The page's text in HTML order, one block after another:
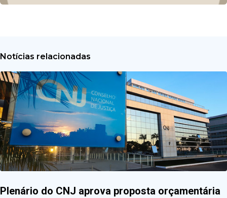
Notícias relacionadas
Plenário do CNJ aprova proposta orçamentária